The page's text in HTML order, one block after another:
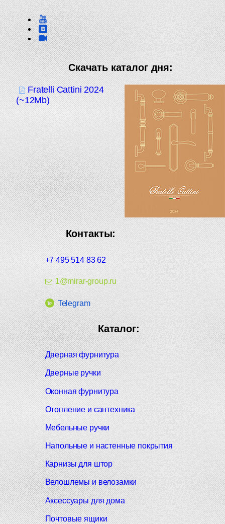
Скачать каталог дня:
Fratelli Cattini 2024
(~12Mb)
Контакты:
+7 495 514 83 62
1@mirar-group.ru
Telegram
Каталог:
Дверная фурнитура
Дверные ручки
Оконная фурнитура
Отопление и сантехника
Мебельные ручки
Напольные и настенные покрытия
Карнизы для штор
Велошлемы и велозамки
Аксессуары для дома
Почтовые ящики